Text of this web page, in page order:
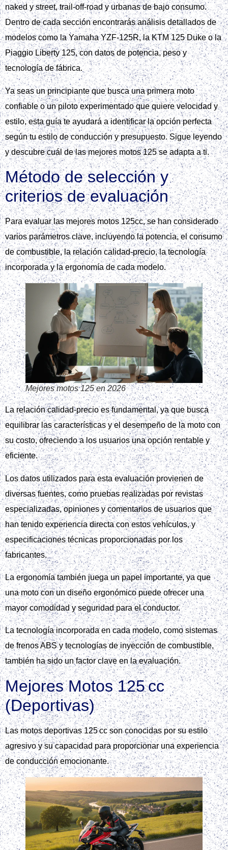
naked y street, trail‑off‑road y urbanas de bajo consumo.
Dentro de cada sección encontrarás análisis detallados de
modelos como la Yamaha YZF‑125R, la KTM 125 Duke o la
Piaggio Liberty 125, con datos de potencia, peso y
tecnología de fábrica.
Ya seas un principiante que busca una primera moto
confiable o un piloto experimentado que quiere velocidad y
estilo, esta guía te ayudará a identificar la opción perfecta
según tu estilo de conducción y presupuesto. Sigue leyendo
y descubre cuál de las mejores motos 125 se adapta a ti.
Método de selección y
criterios de evaluación
Para evaluar las mejores motos 125cc, se han considerado
varios parámetros clave, incluyendo la potencia, el consumo
de combustible, la relación calidad-precio, la tecnología
incorporada y la ergonomía de cada modelo.
Mejores motos 125 en 2026
La relación calidad-precio es fundamental, ya que busca
equilibrar las características y el desempeño de la moto con
su costo, ofreciendo a los usuarios una opción rentable y
eficiente.
Los datos utilizados para esta evaluación provienen de
diversas fuentes, como pruebas realizadas por revistas
especializadas, opiniones y comentarios de usuarios que
han tenido experiencia directa con estos vehículos, y
especificaciones técnicas proporcionadas por los
fabricantes.
La ergonomía también juega un papel importante, ya que
una moto con un diseño ergonómico puede ofrecer una
mayor comodidad y seguridad para el conductor.
La tecnología incorporada en cada modelo, como sistemas
de frenos ABS y tecnologías de inyección de combustible,
también ha sido un factor clave en la evaluación.
Mejores Motos 125 cc
(Deportivas)
Las motos deportivas 125 cc son conocidas por su estilo
agresivo y su capacidad para proporcionar una experiencia
de conducción emocionante.